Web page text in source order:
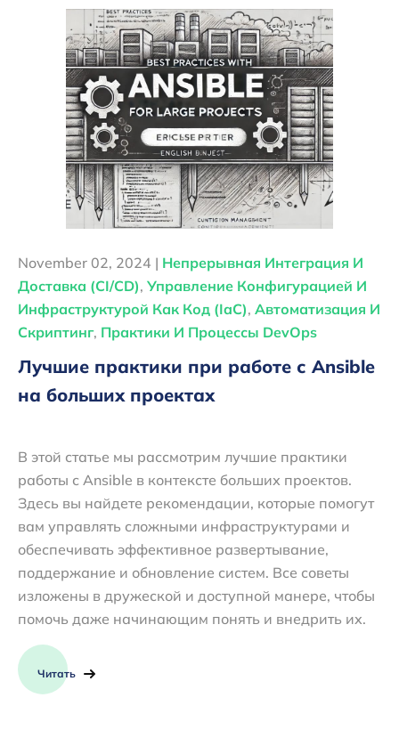
November 02, 2024 | Непрерывная Интеграция И
Доставка (CI/CD), Управление Конфигурацией И
Инфраструктурой Как Код (IaC), Автоматизация И
Скриптинг, Практики И Процессы DevOps
Лучшие практики при работе с Ansible
на больших проектах
В этой статье мы рассмотрим лучшие практики
работы с Ansible в контексте больших проектов.
Здесь вы найдете рекомендации, которые помогут
вам управлять сложными инфраструктурами и
обеспечивать эффективное развертывание,
поддержание и обновление систем. Все советы
изложены в дружеской и доступной манере, чтобы
помочь даже начинающим понять и внедрить их.
Читать